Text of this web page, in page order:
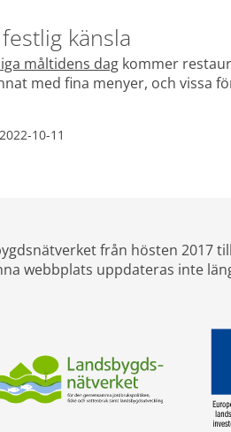
känsla
måltidens dag kommer
med fina menyer, och vissa
2022-10-11
från hösten 2017
webbplats uppdateras inte